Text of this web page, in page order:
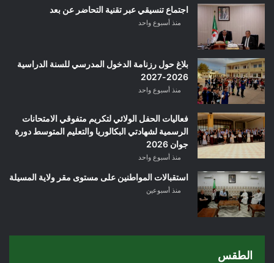
اجتماع تنسيقي عبر تقنية التحاضر عن بعد
منذ أسبوع واحد
بلاغ حول رزنامة الدخول المدرسي للسنة الدراسية
2026-2027
منذ أسبوع واحد
فعاليات الحفل الولائي لتكريم متفوقي الامتحانات
الرسمية لشهادتي البكالوريا والتعليم المتوسط دورة
جوان 2026
منذ أسبوع واحد
استقبالات المواطنين على مستوى مقر ولاية المسيلة
منذ أسبوعين
الطقس